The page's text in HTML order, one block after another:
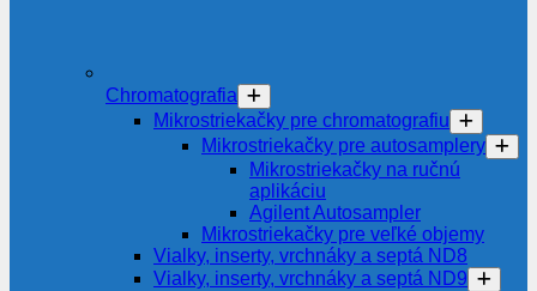
Chromatografia
Mikrostriekačky pre chromatografiu
Mikrostriekačky pre autosamplery
Mikrostriekačky na ručnú
aplikáciu
Agilent Autosampler
Mikrostriekačky pre veľké objemy
Vialky, inserty, vrchnáky a septá ND8
Vialky, inserty, vrchnáky a septá ND9